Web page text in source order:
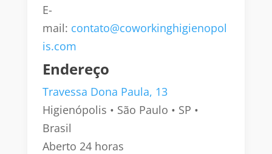
E-
mail: contato@coworkinghigienopol
is.com
Endereço
Travessa Dona Paula, 13
Higienópolis • São Paulo • SP •
Brasil
Aberto 24 horas